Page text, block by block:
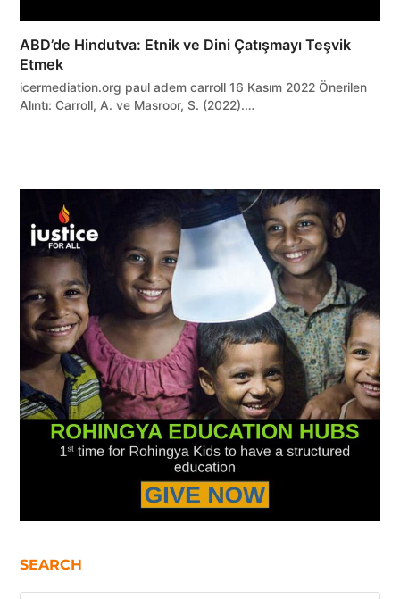
ABD’de Hindutva: Etnik ve Dini Çatışmayı Teşvik
Etmek
icermediation.org paul adem carroll 16 Kasım 2022 Önerilen
Alıntı: Carroll, A. ve Masroor, S. (2022).…
SEARCH